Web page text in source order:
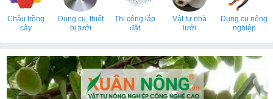
Chậu trồng
cây
Dụng cụ, thiết
bị tưới
Thi công lắp
đặt
Vật tư nhà
lưới
Dụng cụ nông
nghiệp